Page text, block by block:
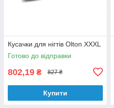
Кусачки для нігтів Olton XXXL
Готово до відправки
802,19 ₴ 827 ₴
Купити